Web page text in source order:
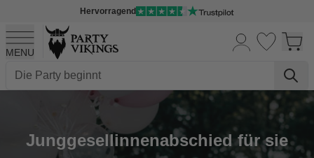
Hervorragend
MENU
Junggesellinnenabschied für sie